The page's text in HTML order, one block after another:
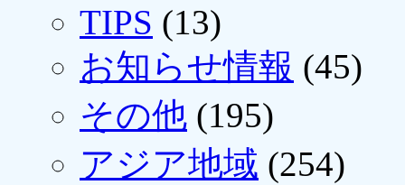
TIPS (13)
お知らせ情報 (45)
その他 (195)
アジア地域 (254)